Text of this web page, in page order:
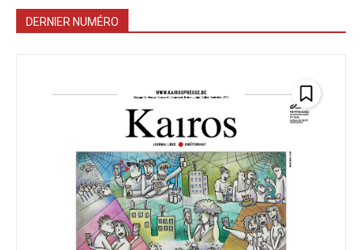
DERNIER NUMÉRO